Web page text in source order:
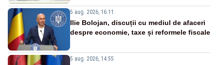
5 aug. 2026, 16:11
Ilie Bolojan, discuții cu mediul de afaceri
despre economie, taxe și reformele fiscale
5 aug. 2026, 14:55